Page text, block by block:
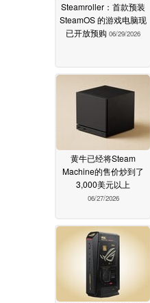
Steamroller：首款预装
SteamOS 的游戏电脑现
已开放预购 06/29/2026
黄牛已经将Steam
Machine的售价炒到了
3,000美元以上
06/27/2026